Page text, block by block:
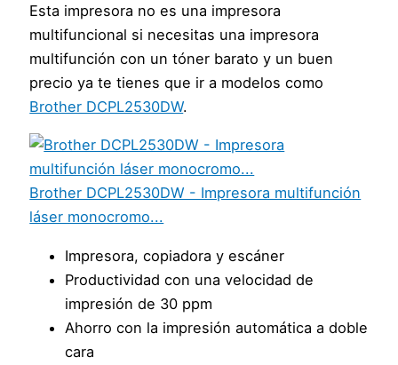
Esta impresora no es una impresora
multifuncional si necesitas una impresora
multifunción con un tóner barato y un buen
precio ya te tienes que ir a modelos como
Brother DCPL2530DW.
Brother DCPL2530DW - Impresora multifunción
láser monocromo...
Impresora, copiadora y escáner
Productividad con una velocidad de
impresión de 30 ppm
Ahorro con la impresión automática a doble
cara